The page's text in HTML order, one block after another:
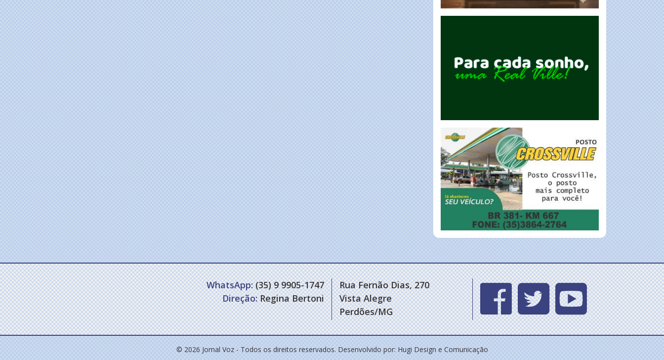
WhatsApp:(35) 9 9905-1747
Direção:Regina Bertoni
Rua Fernão Dias, 270
Vista Alegre
Perdões/MG
© 2026 Jornal Voz - Todos os direitos reservados. Desenvolvido por: Hugi Design e Comunicação